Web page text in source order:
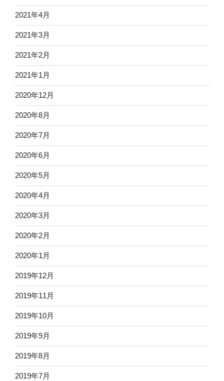
2021年4月
2021年3月
2021年2月
2021年1月
2020年12月
2020年8月
2020年7月
2020年6月
2020年5月
2020年4月
2020年3月
2020年2月
2020年1月
2019年12月
2019年11月
2019年10月
2019年9月
2019年8月
2019年7月